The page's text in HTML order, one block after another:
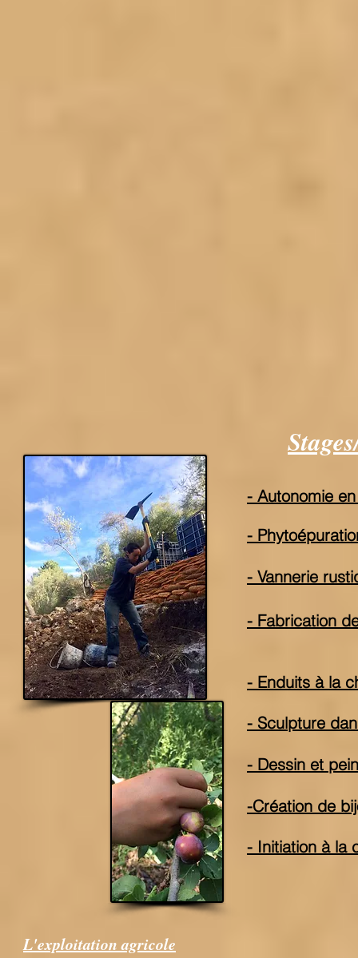
- Autonomie
-
- Vannerie
- Fabrication
- Enduits à la
- Sculpture
- Dessin et
-Création de
- Initiation à la
L'exploitation agricole